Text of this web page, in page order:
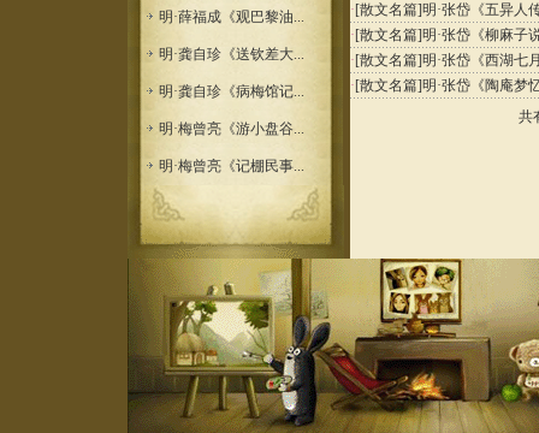
明·薛福成《观巴黎油...
明·龚自珍《送钦差大...
明·龚自珍《病梅馆记...
明·梅曾亮《游小盘谷...
明·梅曾亮《记棚民事...
·[散文名篇]明·张岱《五异人
·[散文名篇]明·张岱《柳麻子
·[散文名篇]明·张岱《西湖七
·[散文名篇]明·张岱《陶庵梦
共